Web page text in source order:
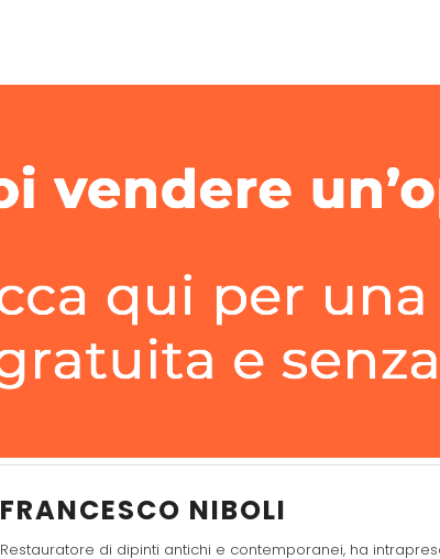
FRANCESCO NIBOLI
Restauratore di dipinti antichi e contemporanei, ha